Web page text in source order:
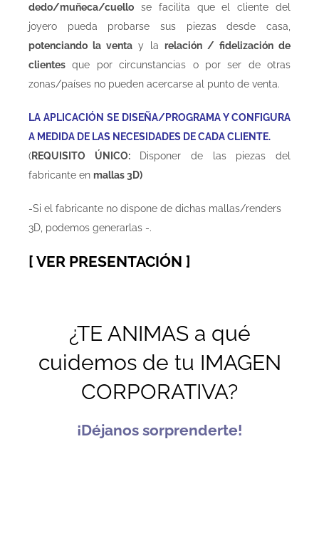
dedo/muñeca/cuello se facilita que el cliente del
joyero pueda probarse sus piezas desde casa,
potenciando la venta y la relación / fidelización de
clientes que por circunstancias o por ser de otras
zonas/países no pueden acercarse al punto de venta.
LA APLICACIÓN SE DISEÑA/PROGRAMA Y CONFIGURA
A MEDIDA DE LAS NECESIDADES DE CADA CLIENTE.
( REQUISITO ÚNICO:Disponer de las piezas del
fabricante en mallas 3D)
-Si el fabricante no dispone de dichas mallas/renders
3D, podemos generarlas -.
[ VER PRESENTACIÓN ]
¿TE ANIMAS a qué
cuidemos de tu IMAGEN
CORPORATIVA?
¡Déjanos sorprenderte!